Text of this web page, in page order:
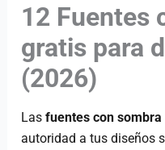
12 Fuentes
gratis para
(2026)
Lasfuentes con sombra
autoridad a tus diseños